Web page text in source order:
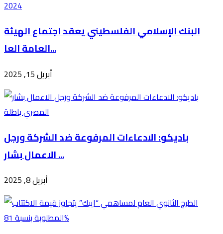
البنك الإسلامي الفلسطيني يعقد اجتماع الهيئة
العامة العا...
أبريل 15, 2025
باديكو: الادعاءات المرفوعة ضد الشركة ورجل
الاعمال بشار ...
أبريل 8, 2025